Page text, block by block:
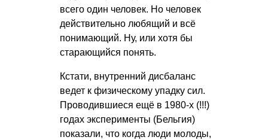
всего один человек. Но человек
действительно любящий и всё
понимающий. Ну, или хотя бы
старающийся понять.
Кстати, внутренний дисбаланс
ведет к физическому упадку сил.
Проводившиеся ещё в 1980-х (!!!)
годах эксперименты (Бельгия)
показали, что когда люди молоды,